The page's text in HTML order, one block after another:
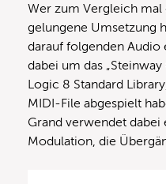
Wer zum Vergleich
gelungene Umsetzung
darauf folgenden Audio
dabei um das
Logic 8 Standard
MIDI-File abgespielt
Grand verwendet
Modulation, die